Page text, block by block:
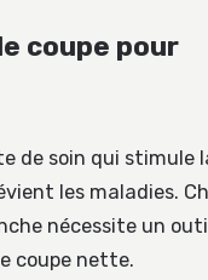
coupe pour
de soin qui stimule
les maladies.
nécessite un
coupe nette.